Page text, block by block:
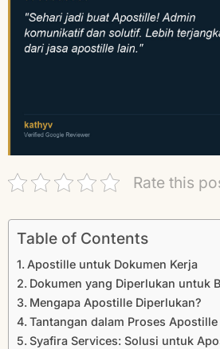
Rate this
Table of Contents
Apostille untuk Dokumen Kerja
Dokumen yang Diperlukan untuk
Mengapa Apostille Diperlukan?
Tantangan dalam Proses Apostille
Syafira Services: Solusi untuk